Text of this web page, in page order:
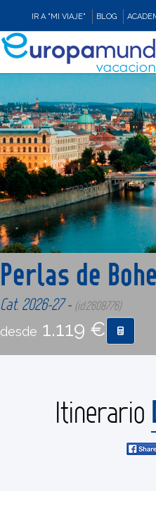
IR A "MI VIAJE" BLOG
Perlas de
Cat. 2026-27 - (id:2608776)
desde 1.119 €
Itinerario